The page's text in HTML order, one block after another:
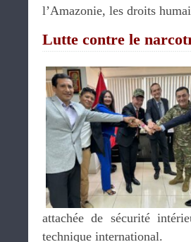
l’Amazonie, les droits
Lutte contre le
attachée de sécurité
technique international.